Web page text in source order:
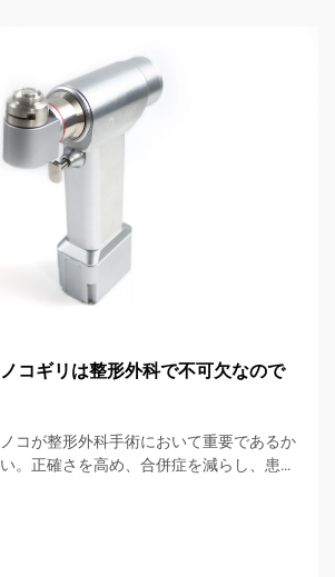
コギリは整形外科で不可欠なので
コが整形外科手術において重要であるか
。正確さを高め、合併症を減らし、患者